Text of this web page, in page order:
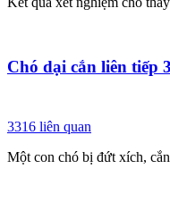
Chó dại cắn liên tiếp
3316 liên quan
Một con chó bị đứt xích,